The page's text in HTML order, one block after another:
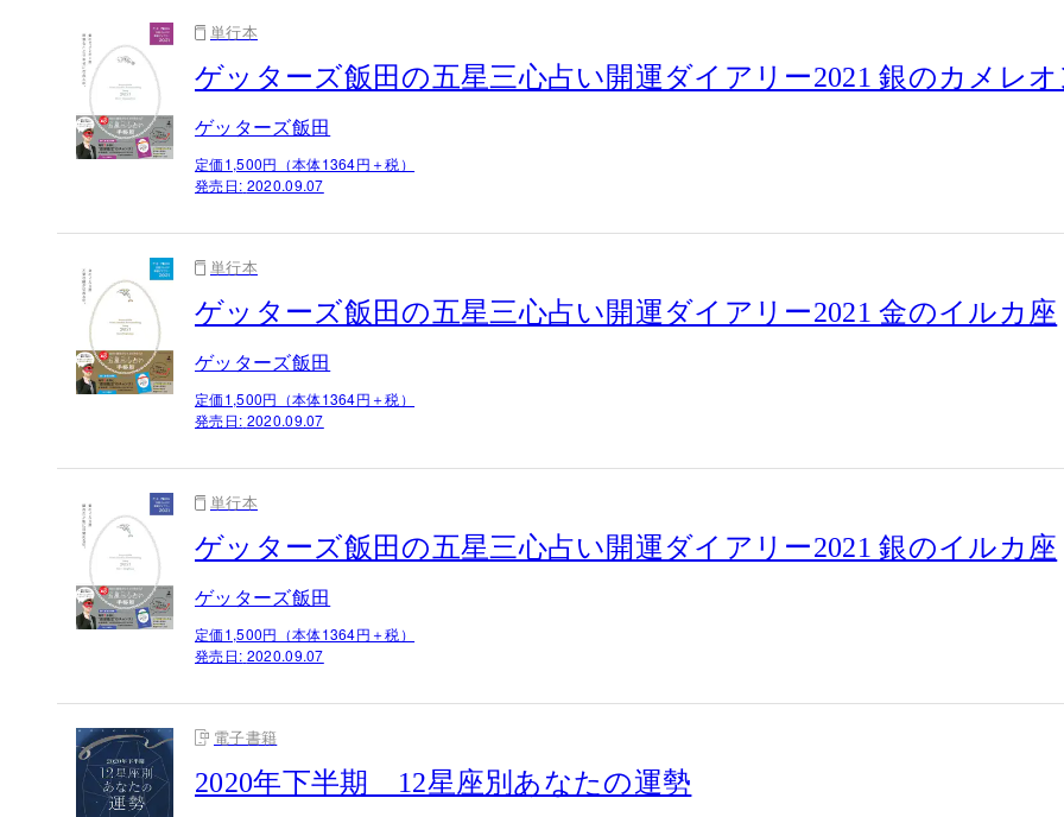
単行本
ゲッターズ飯田の五星三心占い開運ダイアリー2021 銀のカメレ
ゲッターズ飯田
定価1,500円（本体1364円＋税）
発売日: 2020.09.07
単行本
ゲッターズ飯田の五星三心占い開運ダイアリー2021 金のイルカ座
ゲッターズ飯田
定価1,500円（本体1364円＋税）
発売日: 2020.09.07
単行本
ゲッターズ飯田の五星三心占い開運ダイアリー2021 銀のイルカ座
ゲッターズ飯田
定価1,500円（本体1364円＋税）
発売日: 2020.09.07
電子書籍
2020年下半期 12星座別あなたの運勢